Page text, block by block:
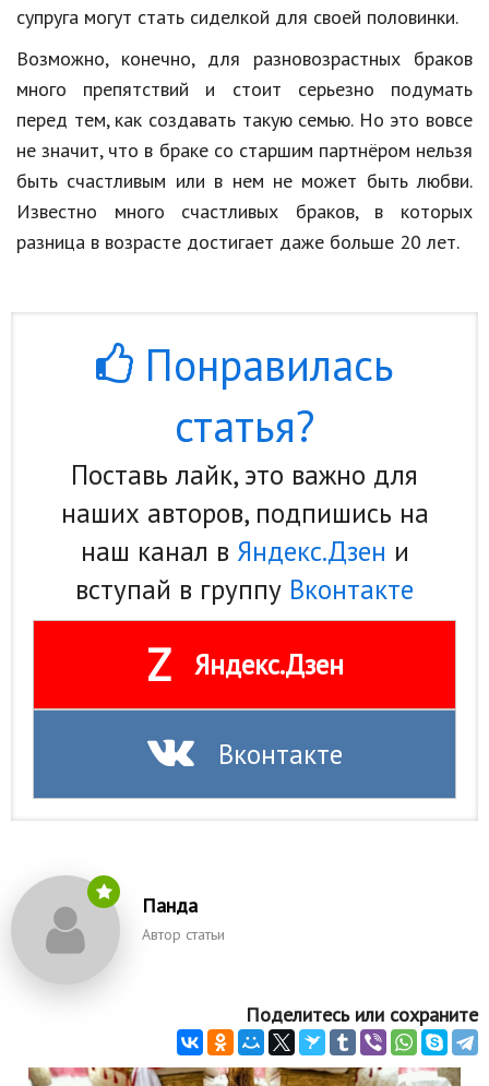
супруга могут стать сиделкой для своей половинки.
Возможно, конечно, для разновозрастных браков
много препятствий и стоит серьезно подумать
перед тем, как создавать такую семью. Но это вовсе
не значит, что в браке со старшим партнёром нельзя
быть счастливым или в нем не может быть любви.
Известно много счастливых браков, в которых
разница в возрасте достигает даже больше 20 лет.
Понравилась
статья?
Поставь лайк, это важно для
наших авторов, подпишись на
наш канал в Яндекс.Дзен и
вступай в группу Вконтакте
Z Яндекс.Дзен
Вконтакте
Панда
Автор статьи
Поделитесь или сохраните